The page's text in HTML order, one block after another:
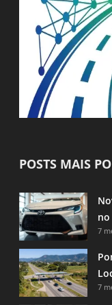
POSTS MAIS
no
7
7